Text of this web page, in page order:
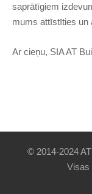
saprātīgiem
mums attīstīties un
Ar cieņu, SIA AT
©2014-2024